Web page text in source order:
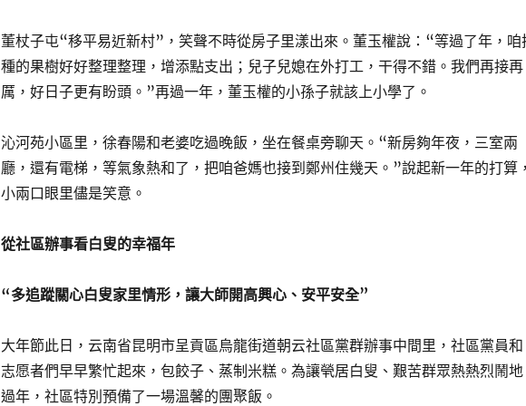
董杖子屯“移平易近新村”，笑聲不時從房子里漾出來。董玉權說：“等過了年，咱
種的果樹好好整理整理，增添點支出；兒子兒媳在外打工，干得不錯。我們再接再
厲，好日子更有盼頭。”再過一年，董玉權的小孫子就該上小學了。
沁河苑小區里，徐春陽和老婆吃過晚飯，坐在餐桌旁聊天。“新房夠年夜，三室兩
廳，還有電梯，等氣象熱和了，把咱爸媽也接到鄭州住幾天。”說起新一年的打算
小兩口眼里儘是笑意。
從社區辦事看白叟的幸福年
“多追蹤關心白叟家里情形，讓大師開高興心、安平安全”
大年節此日，云南省昆明市呈貢區烏龍街道朝云社區黨群辦事中間里，社區黨員和
志愿者們早早繁忙起來，包餃子、蒸制米糕。為讓煢居白叟、艱苦群眾熱熱烈鬧地
過年，社區特別預備了一場溫馨的團聚飯。